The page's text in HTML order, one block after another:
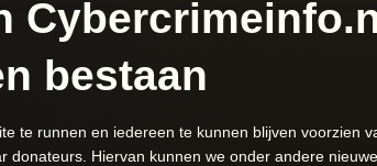
bestaan
te runnen en iedereen te kunnen blijven voorzien
donateurs. Hiervan kunnen we onder andere